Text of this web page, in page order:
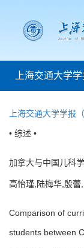
上海交通大学
上海交通大学学报
• 综述 •
加拿大与中国儿科
高怡瑾,陆梅华,殷
Comparison of
students between